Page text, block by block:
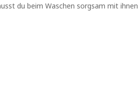
du beim Waschen sorgsam mit ihnen